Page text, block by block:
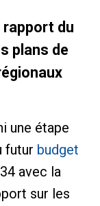
du
plans de
une étape
futur budget
avec la
sur les